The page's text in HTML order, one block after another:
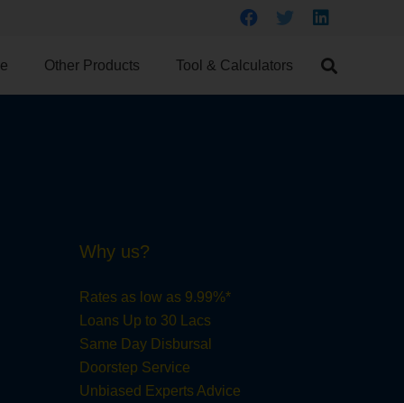
Other Products Tool & Calculators
Why us?
Rates as low as 9.99%*
Loans Up to 30 Lacs
Same Day Disbursal
Doorstep Service
Unbiased Experts Advice